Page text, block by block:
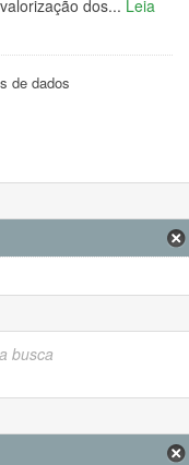
dos... Leia
de dados
busca